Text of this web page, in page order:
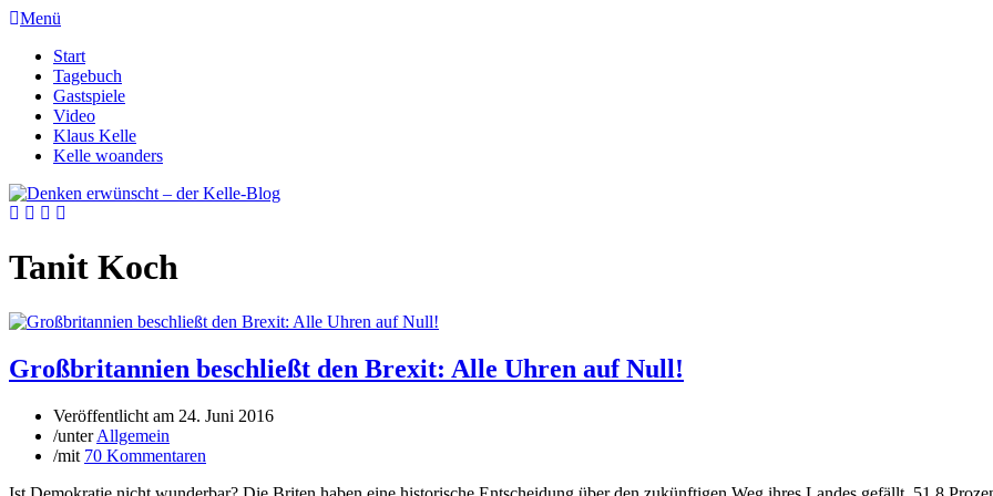
Menü
Start
Tagebuch
Gastspiele
Video
Klaus Kelle
Kelle woanders
Tanit Koch
Großbritannien beschließt den Brexit: Alle Uhren auf Null!
Veröffentlicht am 24. Juni 2016
/unterAllgemein
/mit 70 Kommentaren